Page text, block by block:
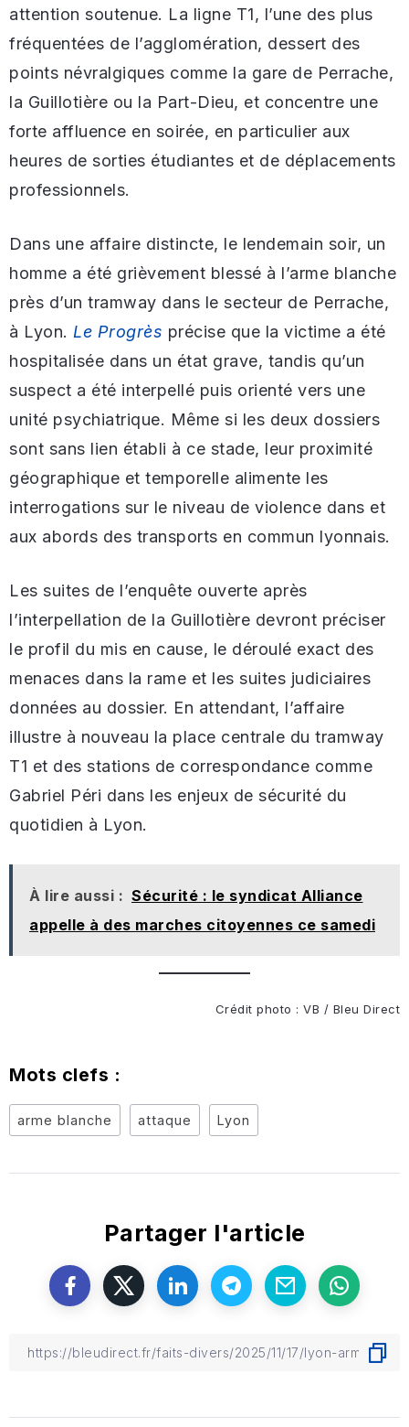
attention soutenue. La ligne T1, l’une des plus
fréquentées de l’agglomération, dessert des
points névralgiques comme la gare de Perrache,
la Guillotière ou la Part-Dieu, et concentre une
forte affluence en soirée, en particulier aux
heures de sorties étudiantes et de déplacements
professionnels.
Dans une affaire distincte, le lendemain soir, un
homme a été grièvement blessé à l’arme blanche
près d’un tramway dans le secteur de Perrache,
à Lyon. Le Progrès précise que la victime a été
hospitalisée dans un état grave, tandis qu’un
suspect a été interpellé puis orienté vers une
unité psychiatrique. Même si les deux dossiers
sont sans lien établi à ce stade, leur proximité
géographique et temporelle alimente les
interrogations sur le niveau de violence dans et
aux abords des transports en commun lyonnais.
Les suites de l’enquête ouverte après
l’interpellation de la Guillotière devront préciser
le profil du mis en cause, le déroulé exact des
menaces dans la rame et les suites judiciaires
données au dossier. En attendant, l’affaire
illustre à nouveau la place centrale du tramway
T1 et des stations de correspondance comme
Gabriel Péri dans les enjeux de sécurité du
quotidien à Lyon.
À lire aussi : Sécurité : le syndicat Alliance
appelle à des marches citoyennes ce samedi
Crédit photo : VB / Bleu Direct
Mots clefs :
arme blanche attaque Lyon
Partager l'article